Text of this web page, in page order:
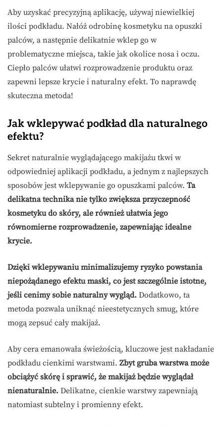
Aby uzyskać precyzyjną aplikację, używaj niewielkiej
ilości podkładu. Nałóż odrobinę kosmetyku na opuszki
palców, a następnie delikatnie wklep go w
problematyczne miejsca, takie jak okolice nosa i oczu.
Ciepło palców ułatwi rozprowadzenie produktu oraz
zapewni lepsze krycie i naturalny efekt. To naprawdę
skuteczna metoda!
Jak wklepywać podkład dla naturalnego
efektu?
Sekret naturalnie wyglądającego makijażu tkwi w
odpowiedniej aplikacji podkładu, a jednym z najlepszych
sposobów jest wklepywanie go opuszkami palców. Ta
delikatna technika nie tylko zwiększa przyczepność
kosmetyku do skóry, ale również ułatwia jego
równomierne rozprowadzenie, zapewniając idealne
krycie.
Dzięki wklepywaniu minimalizujemy ryzyko powstania
niepożądanego efektu maski, co jest szczególnie istotne,
jeśli cenimy sobie naturalny wygląd. Dodatkowo, ta
metoda pozwala uniknąć nieestetycznych smug, które
mogą zepsuć cały makijaż.
Aby cera emanowała świeżością, kluczowe jest nakładanie
podkładu cienkimi warstwami. Zbyt gruba warstwa może
obciążyć skórę i sprawić, że makijaż będzie wyglądał
nienaturalnie. Delikatne, cienkie warstwy zapewniają
natomiast subtelny i promienny efekt.